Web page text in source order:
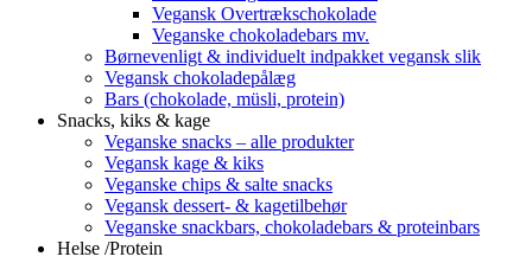
Vegansk Overtrækschokolade
Veganske chokoladebars mv.
Børnevenligt & individuelt indpakket vegansk slik
Vegansk chokoladepålæg
Bars (chokolade, müsli, protein)
Snacks, kiks & kage
Veganske snacks – alle produkter
Vegansk kage & kiks
Veganske chips & salte snacks
Vegansk dessert- & kagetilbehør
Veganske snackbars, chokoladebars & proteinbars
Helse /Protein